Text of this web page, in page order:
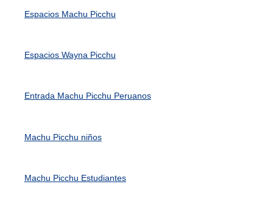
Espacios Machu Picchu
Espacios Wayna Picchu
Entrada Machu Picchu Peruanos
Machu Picchu niños
Machu Picchu Estudiantes